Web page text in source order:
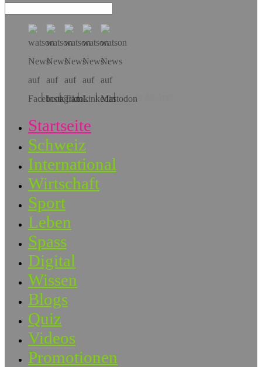
Hol dir die App!
Startseite
Schweiz
International
Wirtschaft
Sport
Leben
Spass
Digital
Wissen
Blogs
Quiz
Videos
Promotionen